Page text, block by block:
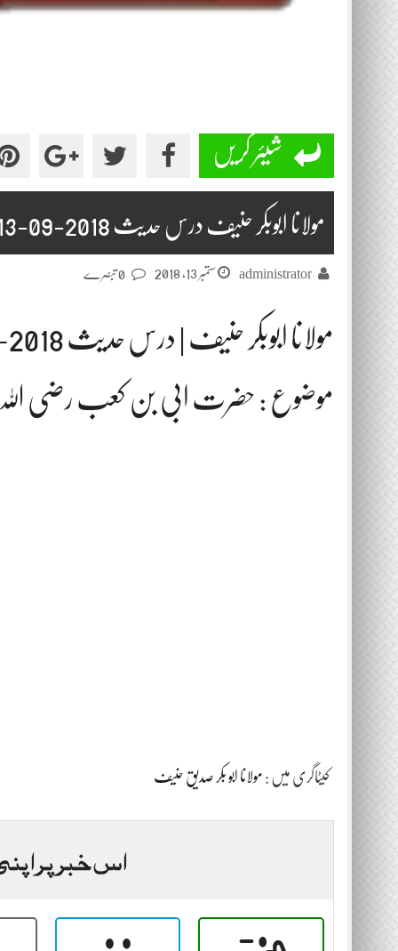
شیئر کریں
مولانا ابوبکر حنیف درس حدیث 2018-09-13
administrator ستمبر 13, 2018
مولانا ابوبکر حنیف | درس حدیث 2018-09-13
موضوع : حضرت ابی بن کعب رضی اللہ
کیٹاگری میں : مولانا ابو بکر صدیق حنیف
اس خبر پر